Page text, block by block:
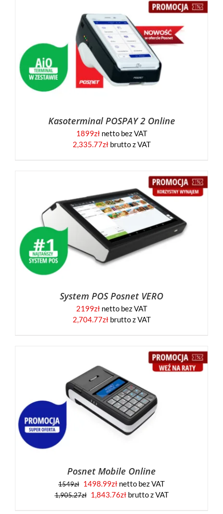
Kasoterminal POSPAY 2 Online
1899złnetto bez VAT
2,335.77złbrutto z VAT
System POS Posnet VERO
2199złnetto bez VAT
2,704.77złbrutto z VAT
Posnet Mobile Online
1549zł 1498.99zł netto bez VAT
1,905.27zł 1,843.76złbrutto z VAT